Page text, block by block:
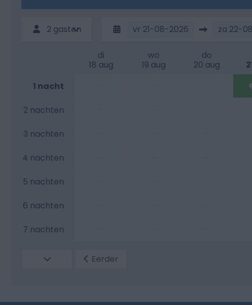
2 gasten vr 21-08-2026 za 22-
di
18 aug
wo
19 aug
do
20 aug
1 nacht
2 nachten
3 nachten
4 nachten
5 nachten
6 nachten
7 nachten
Eerder